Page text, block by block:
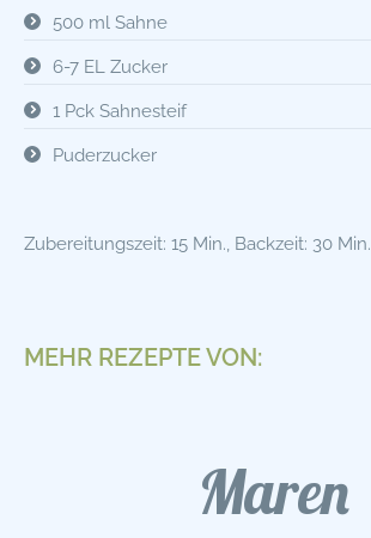
500 ml Sahne
6-7 EL Zucker
1 Pck Sahnesteif
Puderzucker
Zubereitungszeit: 15 Min., Backzeit: 30 Min.
MEHR REZEPTE VON:
Maren